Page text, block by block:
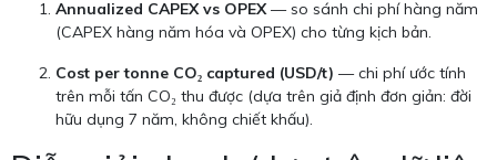
Annualized CAPEX vs OPEX— so sánh chi phí hàng năm
(CAPEX hàng năm hóa và OPEX) cho từng kịch bản.
Cost per tonne CO₂ captured (USD/t) — chi phí ước tính
trên mỗi tấn CO₂ thu được (dựa trên giả định đơn giản: đời
hữu dụng 7 năm, không chiết khấu).